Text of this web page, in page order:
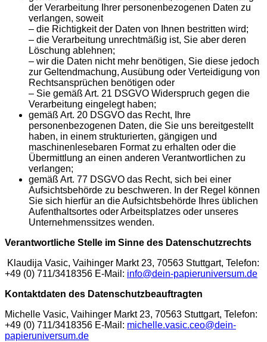
der Verarbeitung Ihrer personenbezogenen Daten zu
verlangen, soweit
– die Richtigkeit der Daten von Ihnen bestritten wird;
– die Verarbeitung unrechtmäßig ist, Sie aber deren
Löschung ablehnen;
– wir die Daten nicht mehr benötigen, Sie diese jedoch
zur Geltendmachung, Ausübung oder Verteidigung von
Rechtsansprüchen benötigen oder
– Sie gemäß Art. 21 DSGVO Widerspruch gegen die
Verarbeitung eingelegt haben;
gemäß Art. 20 DSGVO das Recht, Ihre
personenbezogenen Daten, die Sie uns bereitgestellt
haben, in einem strukturierten, gängigen und
maschinenlesebaren Format zu erhalten oder die
Übermittlung an einen anderen Verantwortlichen zu
verlangen;
gemäß Art. 77 DSGVO das Recht, sich bei einer
Aufsichtsbehörde zu beschweren. In der Regel können
Sie sich hierfür an die Aufsichtsbehörde Ihres üblichen
Aufenthaltsortes oder Arbeitsplatzes oder unseres
Unternehmenssitzes wenden.
Verantwortliche Stelle im Sinne des Datenschutzrechts
Klaudija Vasic, Vaihinger Markt 23, 70563 Stuttgart, Telefon:
+49 (0) 711/3418356 E-Mail: info@dein-papieruniversum.de
Kontaktdaten des Datenschutzbeauftragten
Michelle Vasic, Vaihinger Markt 23, 70563 Stuttgart, Telefon:
+49 (0) 711/3418356 E-Mail: michelle.vasic.ceo@dein-
papieruniversum.de